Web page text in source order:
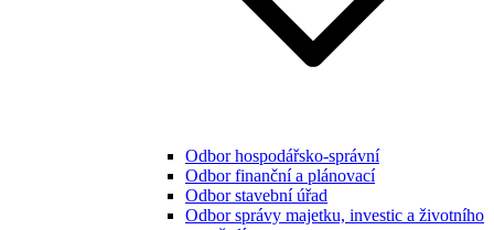
Odbor hospodářsko-správní
Odbor finanční a plánovací
Odbor stavební úřad
Odbor správy majetku, investic a životního